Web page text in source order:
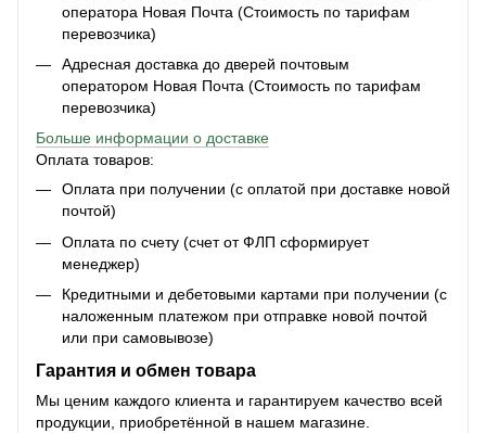
оператора Новая Почта (Стоимость по тарифам
перевозчика)
Адресная доставка до дверей почтовым
оператором Новая Почта (Стоимость по тарифам
перевозчика)
Больше информации о доставке
Оплата товаров:
Оплата при получении (с оплатой при доставке новой
почтой)
Оплата по счету (счет от ФЛП сформирует
менеджер)
Кредитными и дебетовыми картами при получении (с
наложенным платежом при отправке новой почтой
или при самовывозе)
Гарантия и обмен товара
Мы ценим каждого клиента и гарантируем качество всей
продукции, приобретённой в нашем магазине.